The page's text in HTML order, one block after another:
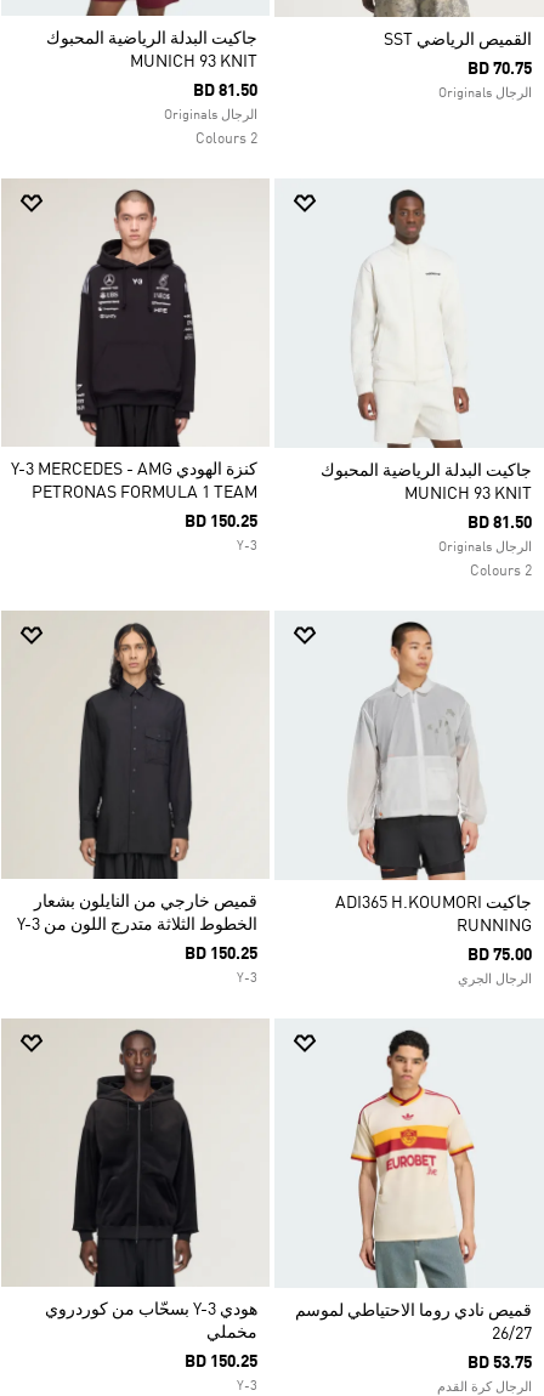
القميص الرياضي SST
BD 70.75
الرجال Originals
جاكيت البدلة الرياضية المحبوك
MUNICH 93 KNIT
BD 81.50
الرجال Originals
2 Colours
جاكيت البدلة الرياضية المحبوك
MUNICH 93 KNIT
BD 81.50
الرجال Originals
2 Colours
كنزة الهودي Y-3 MERCEDES - AMG
PETRONAS FORMULA 1 TEAM
BD 150.25
Y-3
جاكيت ADI365 H.KOUMORI
RUNNING
BD 75.00
الرجال الجري
قميص خارجي من النايلون بشعار
الخطوط الثلاثة متدرج اللون من Y-3
BD 150.25
Y-3
قميص نادي روما الاحتياطي لموسم
26/27
BD 53.75
الرجال كرة القدم
هودي Y-3 بسحّاب من كوردروي
مخملي
BD 150.25
Y-3